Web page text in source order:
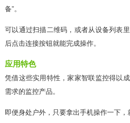
备”。
可以通过扫描二维码，或者从设备列表
后点击连接按钮就能完成操作。
应用特色
凭借这些实用特性，家家智联监控得以
需求的监控产品。
即便身处户外，只要拿出手机操作一下，